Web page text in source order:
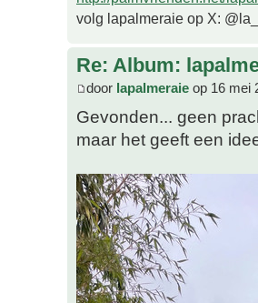
volg lapalmeraie op X:
Re: Album:
door lapalmeraie op 16 mei
Gevonden... geen
maar het geeft een